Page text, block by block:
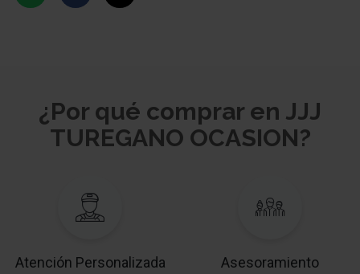
¿Por qué comprar en JJJ
TUREGANO OCASION?
Atención Personalizada
Asesoramiento